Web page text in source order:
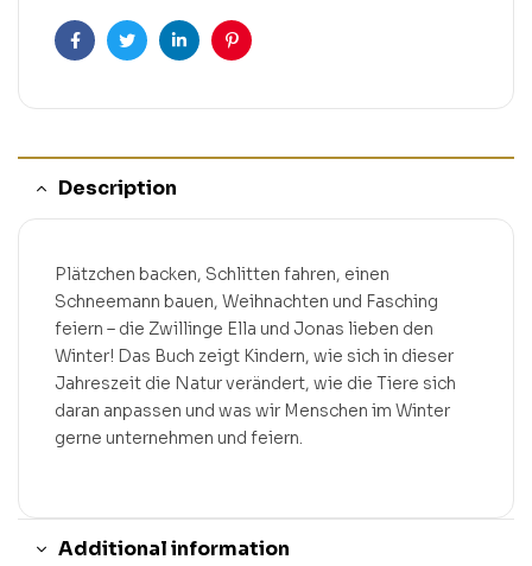
FacebookTwitterLinkedinPinterest
Description
Plätzchen backen, Schlitten fahren, einen
Schneemann bauen, Weihnachten und Fasching
feiern – die Zwillinge Ella und Jonas lieben den
Winter! Das Buch zeigt Kindern, wie sich in dieser
Jahreszeit die Natur verändert, wie die Tiere sich
daran anpassen und was wir Menschen im Winter
gerne unternehmen und feiern.
Additional information